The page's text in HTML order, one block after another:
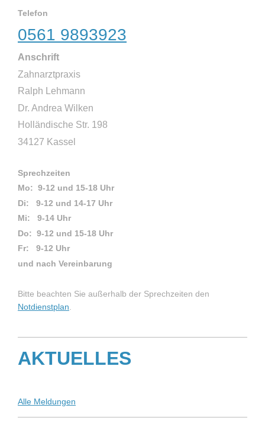
Telefon
0561 9893923
Anschrift
Zahnarztpraxis
Ralph Lehmann
Dr. Andrea Wilken
Holländische Str. 198
34127 Kassel
Sprechzeiten
Mo: 9-12 und 15-18 Uhr
Di: 9-12 und 14-17 Uhr
Mi: 9-14 Uhr
Do: 9-12 und 15-18 Uhr
Fr: 9-12 Uhr
und nach Vereinbarung
Bitte beachten Sie außerhalb der Sprechzeiten den
Notdienstplan
AKTUELLES
Alle Meldungen